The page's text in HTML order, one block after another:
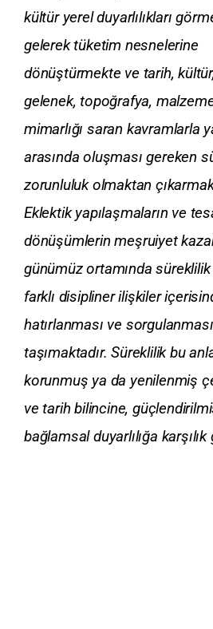
kültür yerel duyarlılıkları
gelerek tüketim nesnelerine
dönüştürmekte ve tarih,
gelenek, topoğrafya,
mimarlığı saran kavramlarla
arasında oluşması gereken
zorunluluk olmaktan
Eklektik yapılaşmaların ve
dönüşümlerin meşruiyet
günümüz ortamında süreklilik
farklı disipliner ilişkiler
hatırlanması ve
taşımaktadır. Süreklilik bu
korunmuş ya da yenilenmiş
ve tarih bilincine,
bağlamsal duyarlılığa